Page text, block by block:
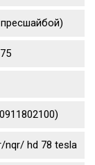
nqr/ hd 78 tesla